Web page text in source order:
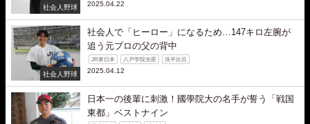
社会人野球 2025.04.22
社会人野球
社会人で「ヒーロー」になるため…147キロ左腕が
追う元プロの父の背中
JR東日本 八戸学院光星 洗平比呂
2025.04.12
日本一の後輩に刺激！國學院大の名手が誓う「戦国
東都」ベストナイン